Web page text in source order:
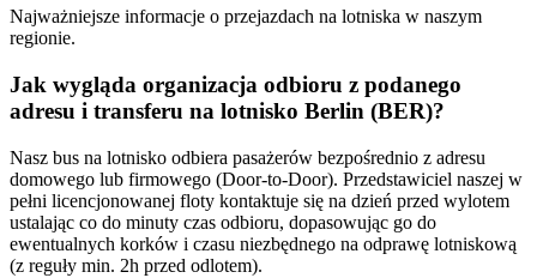
Najważniejsze informacje o przejazdach na lotniska w naszym
regionie.
Jak wygląda organizacja odbioru z podanego
adresu i transferu na lotnisko Berlin (BER)?
Nasz bus na lotnisko odbiera pasażerów bezpośrednio z adresu
domowego lub firmowego (Door-to-Door). Przedstawiciel naszej w
pełni licencjonowanej floty kontaktuje się na dzień przed wylotem
ustalając co do minuty czas odbioru, dopasowując go do
ewentualnych korków i czasu niezbędnego na odprawę lotniskową
(z reguły min. 2h przed odlotem).